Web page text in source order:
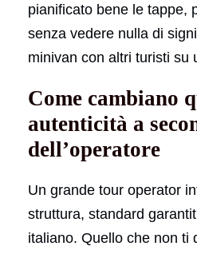
pianificato bene le tappe,
senza vedere nulla di
minivan con altri turisti su
Come cambiano
autenticità a
dell’operatore
Un grande tour operator
struttura, standard
italiano. Quello che non ti